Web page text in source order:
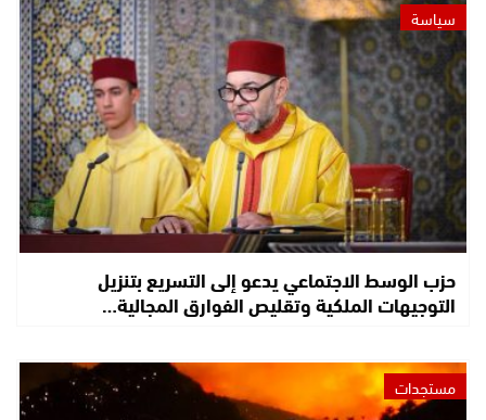
سياسة
حزب الوسط الاجتماعي يدعو إلى التسريع بتنزيل
التوجيهات الملكية وتقليص الفوارق المجالية…
مستجدات